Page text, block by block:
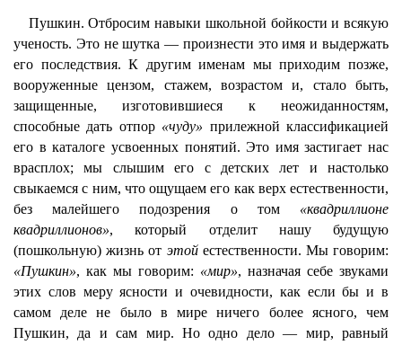
Пушкин. Отбросим навыки школьной бойкости и всякую
ученость. Это не шутка — произнести это имя и выдержать
его последствия. К другим именам мы приходим позже,
вооруженные цензом, стажем, возрастом и, стало быть,
защищенные, изготовившиеся к неожиданностям,
способные дать отпор «чуду» прилежной классификацией
его в каталоге усвоенных понятий. Это имя застигает нас
врасплох; мы слышим его с детских лет и настолько
свыкаемся с ним, что ощущаем его как верх естественности,
без малейшего подозрения о том «квадриллионе
квадриллионов», который отделит нашу будущую
(пошкольную) жизнь от этойестественности. Мы говорим:
«Пушкин», как мы говорим: «мир», назначая себе звуками
этих слов меру ясности и очевидности, как если бы и в
самом деле не было в мире ничего более ясного, чем
Пушкин, да и сам мир. Но одно дело — мир, равный